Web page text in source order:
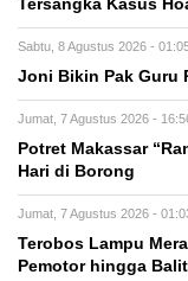
Tersangka Kasus
Sabtu, 8 Agustus 2026 -
Joni Bikin Pak Guru
Jumat, 7 Agustus 2026 -
Potret Makassar
Hari di Borong
Jumat, 7 Agustus 2026 -
Terobos Lampu
Pemotor hingga